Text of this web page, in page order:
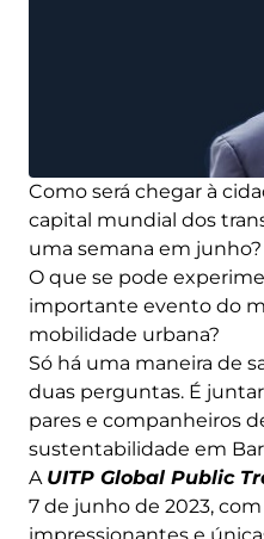
Como será chegar à
capital mundial dos
uma semana em junho?
O que se pode
importante evento do
mobilidade urbana?
Só há uma maneira de
duas perguntas. É
pares e companheiros
sustentabilidade em
A UITP Global Public
7 de junho de 2023,
impressionantes e